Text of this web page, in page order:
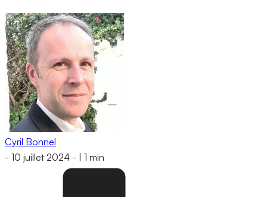
Cyril Bonnel
- 10 juillet 2024 - 1 min